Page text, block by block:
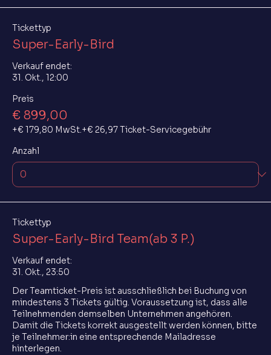
Tickettyp
Super-Early-Bird
Verkauf endet:
31. Okt., 12:00
Preis
€ 899,00
+€ 179,80 MwSt.+€ 26,97 Ticket-Servicegebühr
Anzahl
Tickettyp
Super-Early-Bird Team(ab 3 P.)
Verkauf endet:
31. Okt., 23:50
Der Teamticket-Preis ist ausschließlich bei Buchung von
mindestens 3 Tickets gültig. Voraussetzung ist, dass alle
Teilnehmenden demselben Unternehmen angehören.
Damit die Tickets korrekt ausgestellt werden können, bitte
je Teilnehmer:in eine entsprechende Mailadresse
hinterlegen.